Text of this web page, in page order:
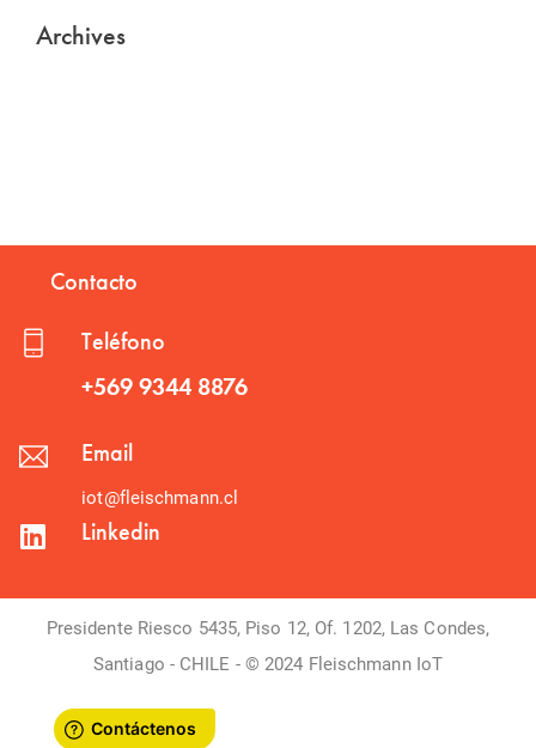
Archives
Contacto
Teléfono
+569 9344 8876
Email
iot@fleischmann.cl
Linkedin
Presidente Riesco 5435, Piso 12, Of. 1202, Las Condes,
Santiago - CHILE - © 2024 Fleischmann IoT